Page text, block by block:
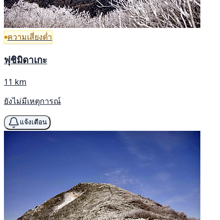
ความเสี่ยงต่ำ
ฟุชิมิดาเกะ
11 km
ยังไม่มีเหตุการณ์
แจ้งเตือน